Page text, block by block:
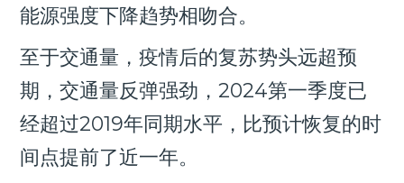
能源强度下降趋势相吻合。
至于交通量，疫情后的复苏势头远超预
期，交通量反弹强劲，2024第一季度已
经超过2019年同期水平，比预计恢复的时
间点提前了近一年。